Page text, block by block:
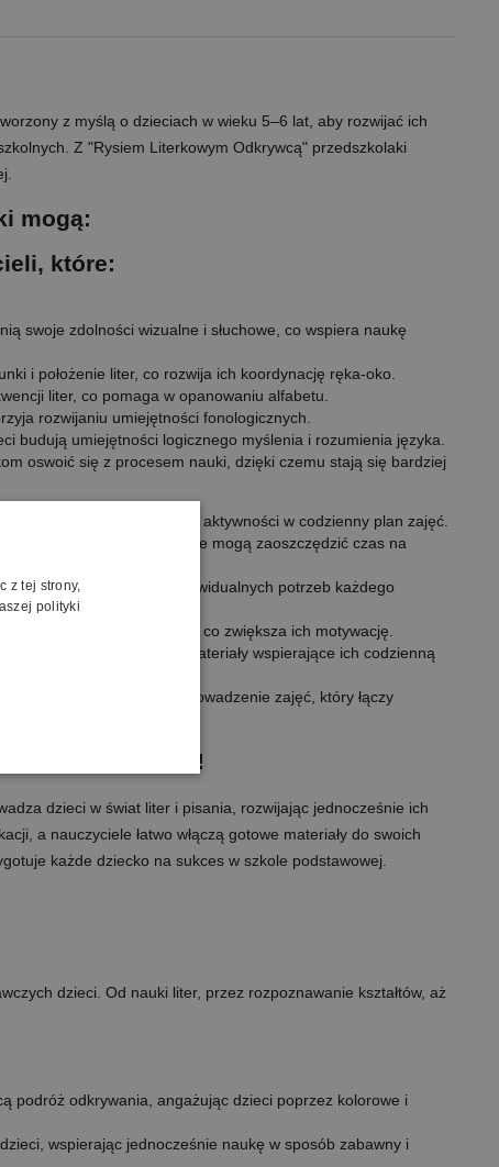
z myślą o dzieciach w wieku 5–6 lat, aby rozwijać ich
Z "Rysiem Literkowym Odkrywcą" przedszkolaki
mogą:
które:
swoje zdolności wizualne i słuchowe, co wspiera naukę
i położenie liter, co rozwija ich koordynację ręka-oko.
liter, co pomaga w opanowaniu alfabetu.
rozwijaniu umiejętności fonologicznych.
budują umiejętności logicznego myślenia i rozumienia języka.
oswoić się z procesem nauki, dzięki czemu stają się bardziej
efektywnie wkomponować aktywności w codzienny plan zajęć.
multimedialnych nauczyciele mogą zaoszczędzić czas na
poziomu trudności do indywidualnych potrzeb każdego
uczestniczą w nauce, co zwiększa ich motywację.
oferuje kompletne materiały wspierające ich codzienną
nowoczesny sposób na prowadzenie zajęć, który łączy
Odkrywcą!
dzieci w świat liter i pisania, rozwijając jednocześnie ich
a nauczyciele łatwo włączą gotowe materiały do swoich
każde dziecko na sukces w szkole podstawowej.
dzieci. Od nauki liter, przez rozpoznawanie kształtów, aż
podróż odkrywania, angażując dzieci poprzez kolorowe i
wspierając jednocześnie naukę w sposób zabawny i
z tej strony,
polityki